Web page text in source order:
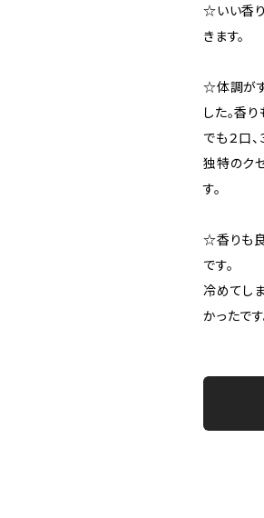
☆いい香
きます。
☆体調が
した。香
でも２口
独特のク
す。
☆香りも良
です。
冷めてし
かったです